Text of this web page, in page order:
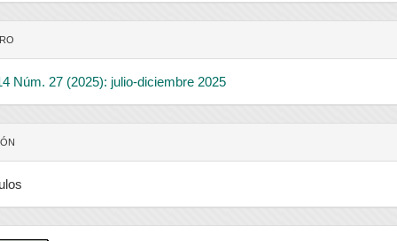
Núm. 27 (2025): julio-diciembre 2025